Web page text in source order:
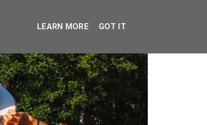
LEARN MORE GOT IT